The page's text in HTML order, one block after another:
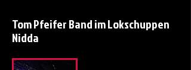
Tom Pfeifer Band im Lokschuppen
Nidda